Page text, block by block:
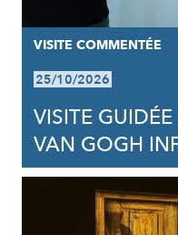
VISITE COMMENTÉE
25/10/2026
VISITE
VAN GOGH